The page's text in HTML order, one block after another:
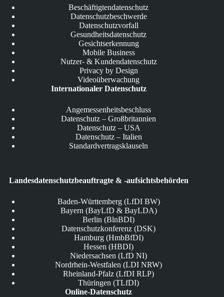
Beschäftigtendatenschutz
Datenschutzbeschwerde
Datenschutzvorfall
Gesundheitsdatenschutz
Gesichtserkennung
Mobile Business
Nutzer- & Kundendatenschutz
Privacy by Design
Videoüberwachung
Internationaler Datenschutz
Angemessenheitsbeschluss
Datenschutz – Großbritannien
Datenschutz – USA
Datenschutz – Italien
Standardvertragsklauseln
Landesdatenschutzbeauftragte & -aufsichtsbehörden
Baden-Württemberg (LfDI BW)
Bayern (BayLfD & BayLDA)
Berlin (BlnBDI)
Datenschutzkonferenz (DSK)
Hamburg (HmbBfDI)
Hessen (HBDI)
Niedersachsen (LfD NI)
Nordrhein-Westfalen (LDI NRW)
Rheinland-Pfalz (LfDI RLP)
Thüringen (TLfDI)
Online-Datenschutz